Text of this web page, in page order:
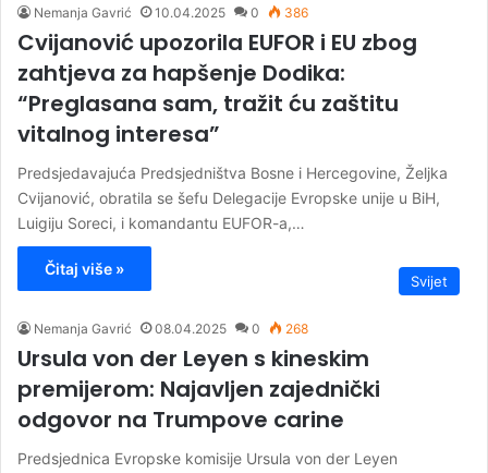
Nemanja Gavrić 10.04.2025 0 386
Cvijanović upozorila EUFOR i EU zbog
zahtjeva za hapšenje Dodika:
“Preglasana sam, tražit ću zaštitu
vitalnog interesa”
Predsjedavajuća Predsjedništva Bosne i Hercegovine, Željka
Cvijanović, obratila se šefu Delegacije Evropske unije u BiH,
Luigiju Soreci, i komandantu EUFOR-a,…
Čitaj više »
Svijet
Nemanja Gavrić 08.04.2025 0 268
Ursula von der Leyen s kineskim
premijerom: Najavljen zajednički
odgovor na Trumpove carine
Predsjednica Evropske komisije Ursula von der Leyen